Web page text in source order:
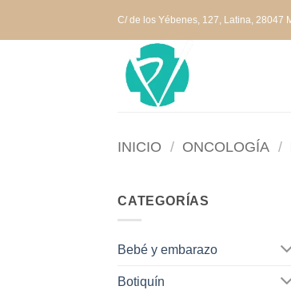
C/ de los Yébenes, 127, Latina, 28047
INICIO / ONCOLOGÍA /
CATEGORÍAS
Bebé y embarazo
Botiquín